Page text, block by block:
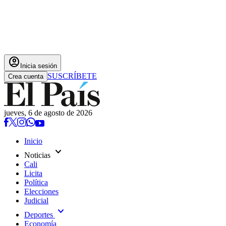
account_circle Inicia sesión
Crea cuenta SUSCRÍBETE
jueves, 6 de agosto de 2026
Inicio
Noticias expand_more
Cali
Licita
Política
Elecciones
Judicial
Deportes expand_more
Economía